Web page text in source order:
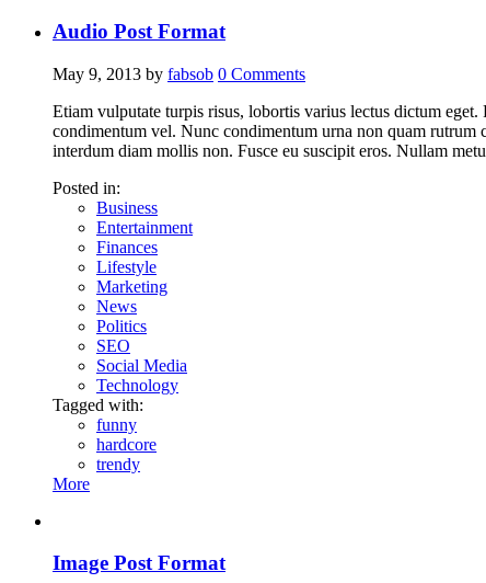
Audio Post Format
May 9, 2013 by fabsob 0 Comments
Etiam vulputate turpis risus, lobortis varius lectus dictum
condimentum vel. Nunc condimentum urna non quam
interdum diam mollis non. Fusce eu suscipit eros. Nullam
Posted in:
Business
Entertainment
Finances
Lifestyle
Marketing
News
Politics
SEO
Social Media
Technology
Tagged with:
funny
hardcore
trendy
More
Image Post Format